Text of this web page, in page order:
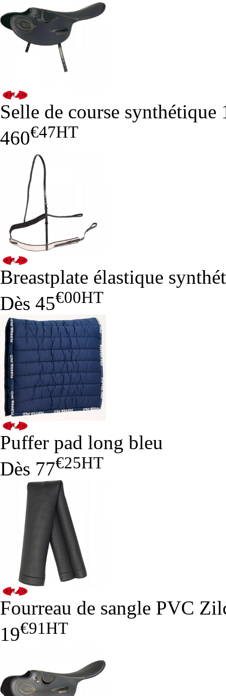
Selle de course
460€47HT
Breastplate élastique
Dès 45€00HT
Puffer pad long bleu
Dès 77€25HT
Fourreau de sangle PVC
19€91HT